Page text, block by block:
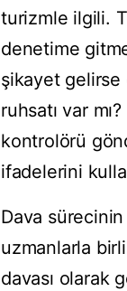
turizmle ilgili.
denetime
şikayet gelirse
ruhsatı var
kontrolörü
ifadelerini
Dava
uzmanlarla
davası olarak